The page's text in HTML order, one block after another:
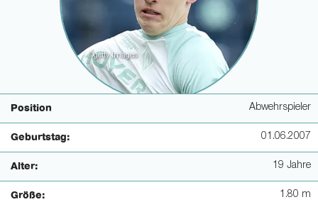
©getty Images
Position Abwehrspieler
Geburtstag: 01.06.2007
Alter: 19 Jahre
Größe: 1.80 m